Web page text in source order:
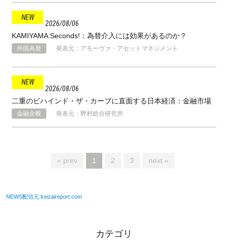
2026 08 06
KAMIYAMA Seconds!：為替介入には効果があるのか？
外国為替 発表元：アモーヴァ・アセットマネジメント
2026 08 06
二重のビハインド・ザ・カーブに直面する日本経済：金融市場
金融全般 発表元：野村総合研究所
« prev 1 2 3 next »
NEWS配信元:keizaireport.com
カテゴリ